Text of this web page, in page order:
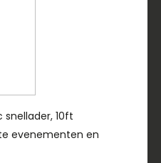
10ft
evenementen en